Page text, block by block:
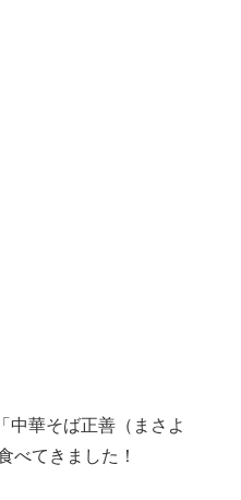
中華そば正善（まさよ
べてきました！